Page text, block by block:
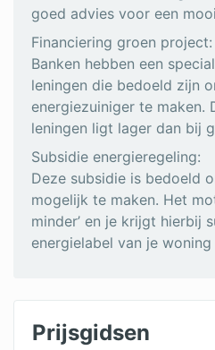
goed advies voor een
Financiering groen project:
Banken hebben een
leningen die bedoeld zijn
energiezuiniger te maken.
leningen ligt lager dan bij
Subsidie energieregeling:
Deze subsidie is bedoeld
mogelijk te maken. Het
minder’ en je krijgt hierbij
energielabel van je
Prijsgidsen